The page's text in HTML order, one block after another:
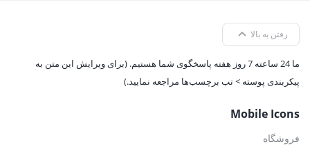
رفتن به بالا
ما 24 ساعته 7 روز هفته پاسخگوی شما هستیم. (برای ویرایش این متن به
پیکربندی پوسته > تب برچسب‌ها مراجعه نمایید.)
Mobile Icons
فروشگاه